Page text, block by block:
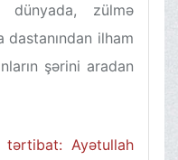
dünyada, zülmə
dastanından ilham
şərini aradan
tərtibat: Ayətullah